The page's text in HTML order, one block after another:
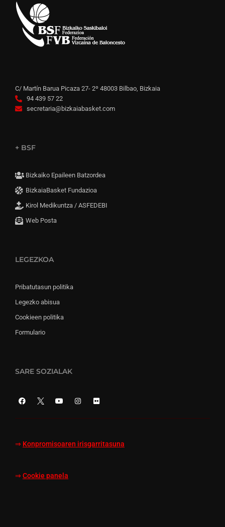
C/ Martín Barua Picaza 27- 2º 48003 Bilbao, Bizkaia
94 439 57 22
secretaria@bizkaiabasket.com
+ BSF
Bizkaiko Epaileen Batzordea
BizkaiaBasket Fundazioa
Kirol Medikuntza / ASFEDEBI
Web Posta
LEGEZKOA
Pribatutasun politika
Legezko abisua
Cookieen politika
Formulario
SARE SOZIALAK
⇒ Konpromisoaren irisgarritasuna
⇒ Cookie panela